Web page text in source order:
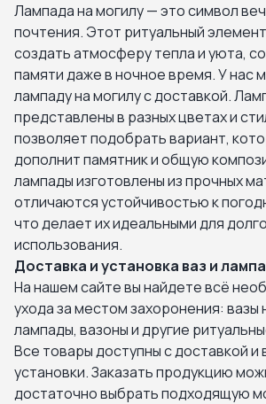
Лампада на могилу — это символ
почтения. Этот ритуальный
создать атмосферу тепла и уюта,
памяти даже в ночное время. У нас
лампаду на могилу с доставкой.
представлены в разных цветах и
позволяет подобрать вариант,
дополнит памятник и общую
лампады изготовлены из прочных
отличаются устойчивостью к
что делает их идеальными для
использования.
Доставка и установка ваз и
На нашем сайте вы найдете всё
ухода за местом захоронения: вазы
лампады, вазоны и другие
Все товары доступны с доставкой
установки. Заказать продукцию
достаточно выбрать подходящую